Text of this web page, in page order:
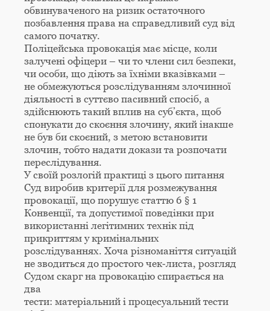
обвинуваченого на ризик остаточного
позбавлення права на справедливий суд від
самого початку.
Поліцейська провокація має місце, коли
залучені офіцери – чи то члени сил безпеки,
чи особи, що діють за їхніми вказівками –
не обмежуються розслідуванням злочинної
діяльності в суттєво пасивний спосіб, а
здійснюють такий вплив на суб’єкта, щоб
спонукати до скоєння злочину, який інакше
не був би скоєний, з метою встановити
злочин, тобто надати докази та розпочати
переслідування.
У своїй розлогій практиці з цього питання
Суд виробив критерії для розмежування
провокації, що порушує статтю 6 § 1
Конвенції, та допустимої поведінки при
використанні легітимних технік під
прикриттям у кримінальних
розслідуваннях. Хоча різноманіття ситуацій
не зводиться до простого чек‑листа, розгляд
Судом скарг на провокацію спирається на
два
тести: матеріальний і процесуальний тести